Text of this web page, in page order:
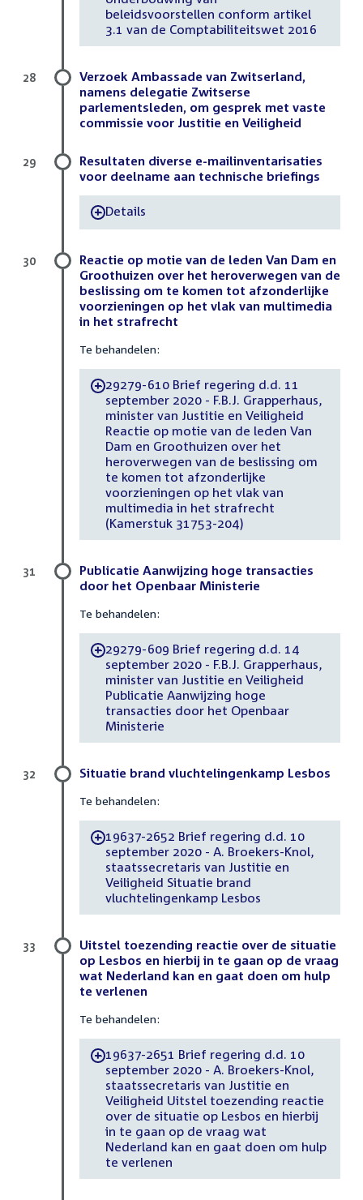
beleidsvoorstellen conform artikel
3.1 van de Comptabiliteitswet 2016
Verzoek Ambassade van Zwitserland,
namens delegatie Zwitserse
parlementsleden, om gesprek met vaste
commissie voor Justitie en Veiligheid
28
Resultaten diverse e-mailinventarisaties
voor deelname aan technische briefings
-Details
29
Reactie op motie van de leden Van Dam en
Groothuizen over het heroverwegen van de
beslissing om te komen tot afzonderlijke
voorzieningen op het vlak van multimedia
in het strafrecht
Te behandelen:
-29279-610 Brief regering d.d. 11
september 2020 - F.B.J. Grapperhaus,
minister van Justitie en Veiligheid
Reactie op motie van de leden Van
Dam en Groothuizen over het
heroverwegen van de beslissing om
te komen tot afzonderlijke
voorzieningen op het vlak van
multimedia in het strafrecht
(Kamerstuk 31753-204)
30
Publicatie Aanwijzing hoge transacties
door het Openbaar Ministerie
Te behandelen:
-29279-609 Brief regering d.d. 14
september 2020 - F.B.J. Grapperhaus,
minister van Justitie en Veiligheid
Publicatie Aanwijzing hoge
transacties door het Openbaar
Ministerie
31
Situatie brand vluchtelingenkamp Lesbos
Te behandelen:
-19637-2652 Brief regering d.d. 10
september 2020 - A. Broekers-Knol,
staatssecretaris van Justitie en
Veiligheid Situatie brand
vluchtelingenkamp Lesbos
32
Uitstel toezending reactie over de situatie
op Lesbos en hierbij in te gaan op de vraag
wat Nederland kan en gaat doen om hulp
te verlenen
Te behandelen:
-19637-2651 Brief regering d.d. 10
september 2020 - A. Broekers-Knol,
staatssecretaris van Justitie en
Veiligheid Uitstel toezending reactie
over de situatie op Lesbos en hierbij
in te gaan op de vraag wat
Nederland kan en gaat doen om hulp
te verlenen
33